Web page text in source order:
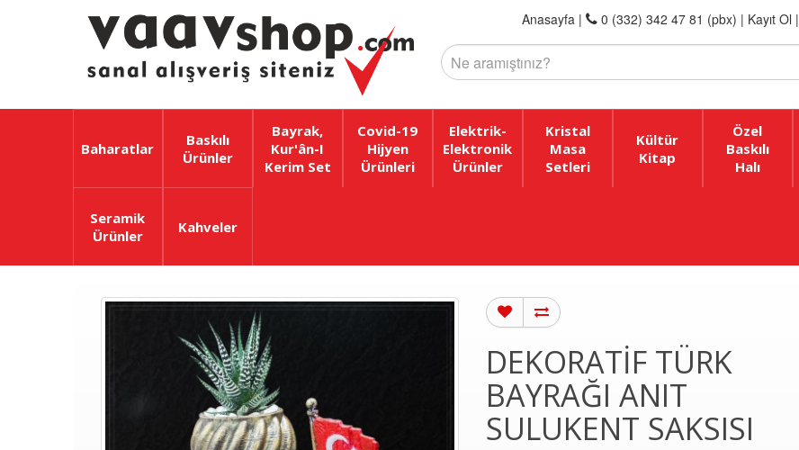
Anasayfa| 0 (332) 342 47 81 (pbx) | Kayıt Ol |
Baharatlar
Baskılı
Ürünler
Bayrak,
Kur'ân-I
Kerim Set
Covid-19
Hijyen
Ürünleri
Elektrik-
Elektronik
Ürünler
Kristal
Masa
Setleri
Kültür
Kitap
Özel
Baskılı
Halı
Seramik
Ürünler
Kahveler
DEKORATIF TÜRK
BAYRAĞI ANIT
SULUKENT SAKSISI